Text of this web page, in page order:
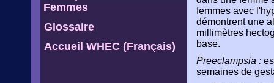
Femmes
Glossaire
Accueil WHEC (Français)
femmes avec
démontrent une
millimètres
base.
Preeclampsia :
semaines de